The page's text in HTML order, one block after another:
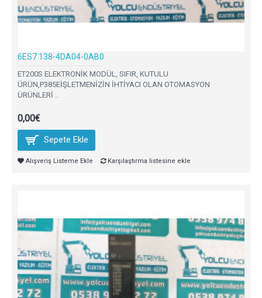
6ES7 138-4DA04-0AB0
ET200S ELEKTRONİK MODÜL, SIFIR, KUTULU
ÜRÜN,P385EİŞLETMENİZİN İHTİYACI OLAN OTOMASYON
ÜRÜNLERİ ..
0,00€
Sepete Ekle
Alışveriş Listeme Ekle Karşılaştırma listesine ekle